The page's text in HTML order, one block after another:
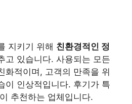
지키기 위해 친환경적인 정
고 있습니다. 사용되는 모든
화적이며, 고객의 만족을 위
이 인상적입니다. 후기가 특
추천하는 업체입니다.